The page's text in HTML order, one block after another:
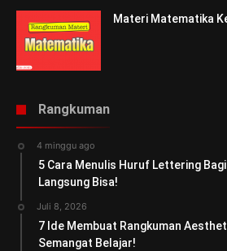
Materi Matematika
Rangkuman
4 minggu ago
5 Cara Menulis Huruf Lettering
Langsung Bisa!
Juli 8, 2026
7 Ide Membuat Rangkuman
Semangat Belajar!